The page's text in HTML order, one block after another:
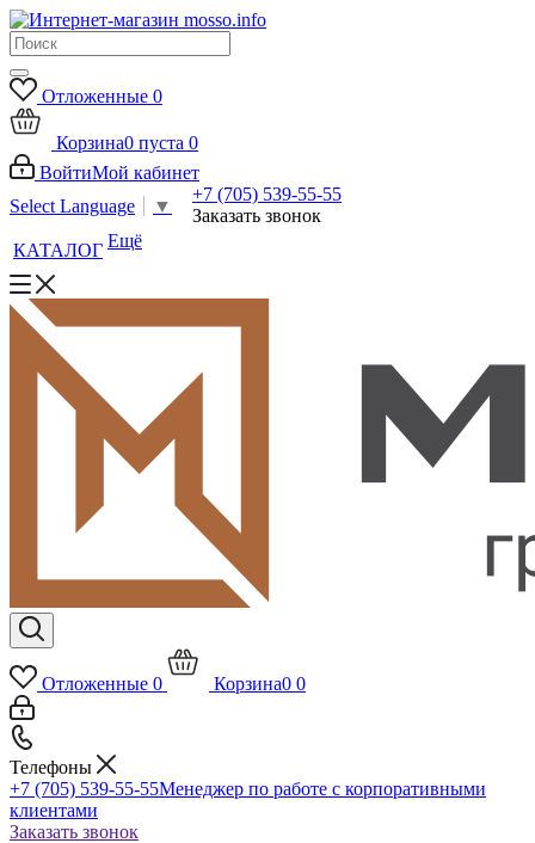
Отложенные 0
Корзина0 пуста 0
ВойтиМой кабинет
Select Language
▼
+7 (705) 539-55-55
Заказать звонок
КАТАЛОГ Ещё
Отложенные 0 Корзина0 0
Телефоны
+7 (705) 539-55-55Менеджер по работе с корпоративными
клиентами
Заказать звонок